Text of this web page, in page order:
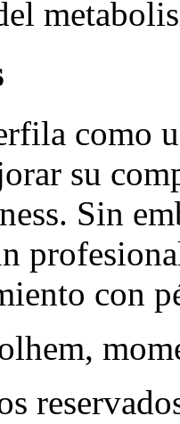
como
su
Sin
con